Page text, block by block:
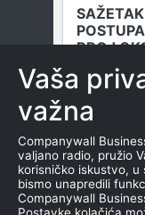
BROJ
MENICE I
Vaša
važna
Companywall
valjano radio, pružio
korisničko iskustvo,
bismo unapredili
Companywall